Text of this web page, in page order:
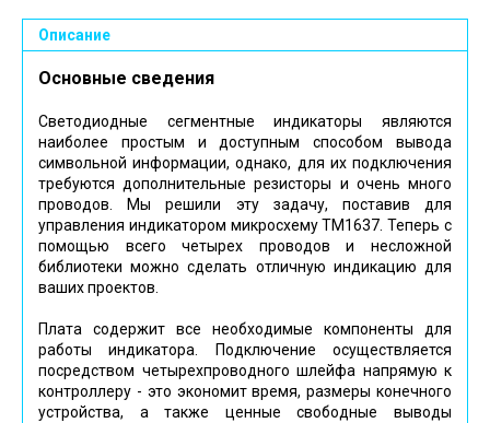
Описание
Основные сведения
Светодиодные сегментные индикаторы являются
наиболее простым и доступным способом вывода
символьной информации, однако, для их подключения
требуются дополнительные резисторы и очень много
проводов. Мы решили эту задачу, поставив для
управления индикатором микросхему TM1637. Теперь с
помощью всего четырех проводов и несложной
библиотеки можно сделать отличную индикацию для
ваших проектов.
Плата содержит все необходимые компоненты для
работы индикатора. Подключение осуществляется
посредством четырехпроводного шлейфа напрямую к
контроллеру - это экономит время, размеры конечного
устройства, а также ценные свободные выводы